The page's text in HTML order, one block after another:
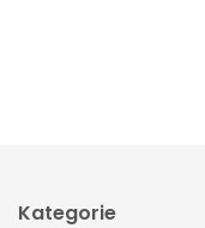
Kategorie